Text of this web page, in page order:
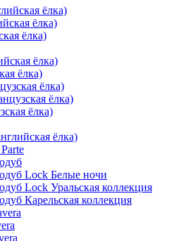
ёлка)
ёлка)
ёлка)
ёлка)
ёлка)
ёлка)
ёлка)
ёлка)
ёлка)
Lock Белые ночи
Lock Уральская коллекция
Карельская коллекция